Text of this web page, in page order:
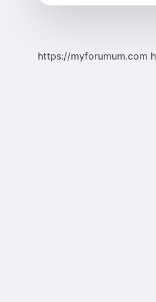
https://myforumum.com